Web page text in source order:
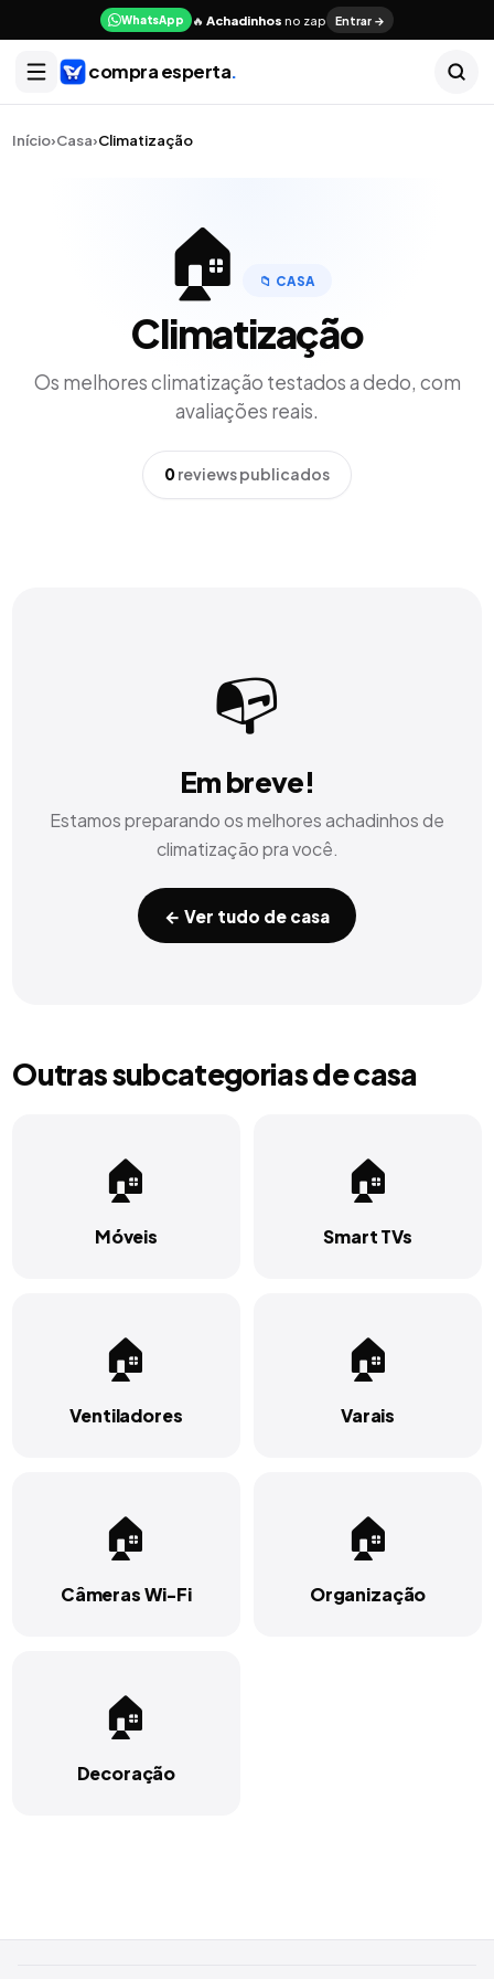
WhatsApp 🔥Achadinhos no zap Entrar →
compra esperta.
Início›Casa›Climatização
🏠 📁 CASA
Climatização
Os melhoresclimatização testados a dedo, com
avaliações reais.
0reviews publicados
📭
Em breve!
Estamos preparando os melhores achadinhos de
climatizaçãopra você.
← Ver tudo de casa
Outras subcategorias decasa
🏠
Móveis
🏠
Smart TVs
🏠
Ventiladores
🏠
Varais
🏠
Câmeras Wi-Fi
🏠
Organização
🏠
Decoração